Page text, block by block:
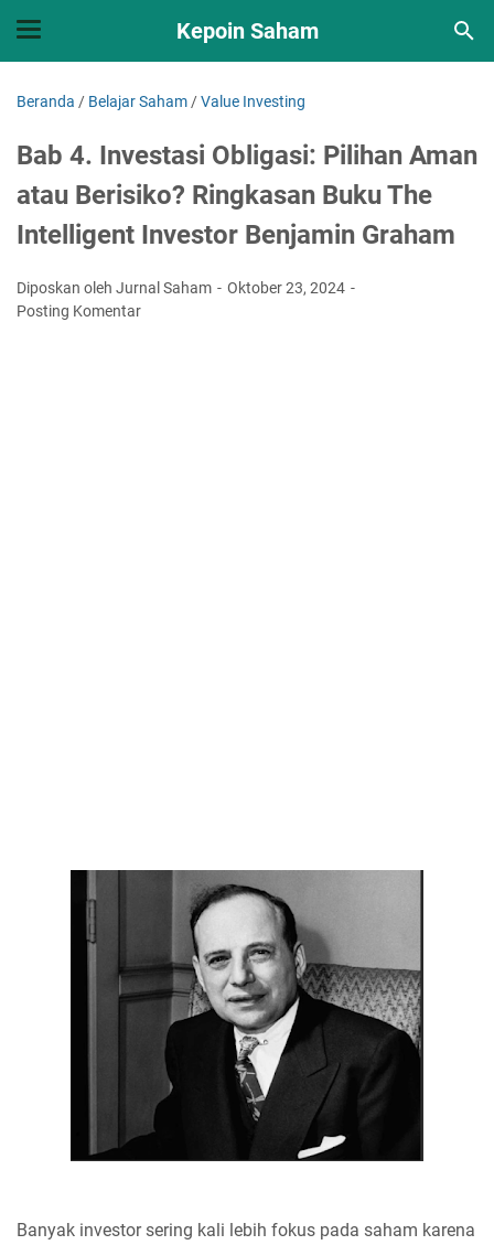
Kepoin Saham
Beranda / Belajar Saham /Value Investing
Bab 4. Investasi Obligasi: Pilihan Aman
atau Berisiko? Ringkasan Buku The
Intelligent Investor Benjamin Graham
Diposkan oleh Jurnal Saham
Oktober 23, 2024
Posting Komentar
Banyak investor sering kali lebih fokus pada saham karena